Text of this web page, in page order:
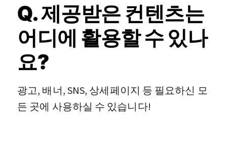
Q. 제공받은 컨텐츠는
어디에 활용할 수 있나
요?
광고, 배너, SNS, 상세페이지 등 필요하신 모
든 곳에 사용하실 수 있습니다!